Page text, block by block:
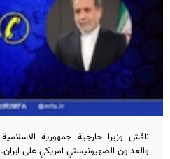
ناقش وزيرا خارجية جمهورية الاسلامية
والعداون الصهيونيستي امريكي على ايران.